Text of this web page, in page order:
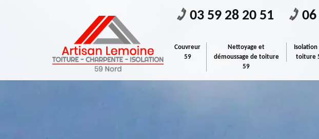
03 59 28 20 51 06
Couvreur
59
Nettoyage et
démoussage de toiture
59
Isolation
toiture